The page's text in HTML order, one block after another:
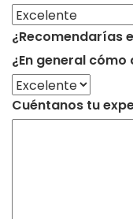
¿Recomendarías
¿En general
Cuéntanos tu